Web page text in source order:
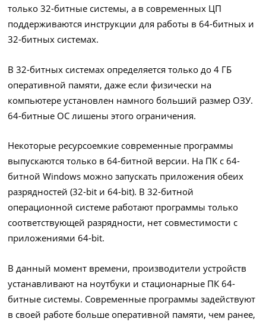
только 32-битные системы, а в современных ЦП
поддерживаются инструкции для работы в 64-битных и
32-битных системах.
В 32-битных системах определяется только до 4 ГБ
оперативной памяти, даже если физически на
компьютере установлен намного больший размер ОЗУ.
64-битные ОС лишены этого ограничения.
Некоторые ресурсоемкие современные программы
выпускаются только в 64-битной версии. На ПК с 64-
битной Windows можно запускать приложения обеих
разрядностей (32-bit и 64-bit). В 32-битной
операционной системе работают программы только
соответствующей разрядности, нет совместимости с
приложениями 64-bit.
В данный момент времени, производители устройств
устанавливают на ноутбуки и стационарные ПК 64-
битные системы. Современные программы задействуют
в своей работе больше оперативной памяти, чем ранее,